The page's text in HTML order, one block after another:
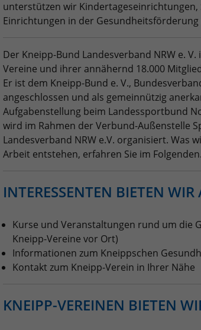
unterstützen wir
Einrichtungen in der Gesundheitsförderung
Der Kneipp-Bund Landesverband NRW e.
Vereine und ihrer annähernd 18.000
Er ist dem Kneipp-Bund e. V.,
angeschlossen und als gemeinnützig
Aufgabenstellung beim Landessportbund
wird im Rahmen der Verbund-Außenstelle
Landesverband NRW e.V. organisiert. Was
Arbeit entstehen, erfahren Sie im Folgenden.
INTERESSENTEN BIETEN WIR
Kurse und Veranstaltungen rund um die
Kneipp-Vereine vor Ort)
Informationen zum Kneippschen
Kontakt zum Kneipp-Verein in Ihrer Nähe
KNEIPP-VEREINEN BIETEN
Zweck
Benutzer-Logins die Session-
eingeloggte Benutzer
und es wird ihm Zugang zu
Zweck
für den Analysebericht der
verfolgen. Die Cookies
randoly generierte Nummer
eindeutige Besucher zu
Name _gid
Anbieter Google Analytics
Laufzeit 1 Tag
Zweck
installiert. Das Cookie wird
der Erstellung eines
wie es der Website geht. Die
Daten umfassen die Anzahl
Quelle, aus der sie stammen,
Laufzeit 6 Monate
Zweck
über die Google Ihre
Einstellungen und andere
speichert, insbesondere Ihre
Sprache (z. B. Deutsch), wie
Suchergebnisse pro Seite
sollen (z. B. 10 oder 20) und
SafeSearch-Filter aktiviert sein
Wir verwenden auf unserer Website externe
zusätzliche Informationen anzubieten.